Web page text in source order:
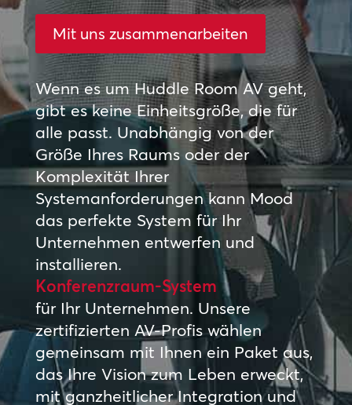
Mit uns zusammenarbeiten
Wenn es um Huddle Room AV geht,
gibt es keine Einheitsgröße, die für
alle passt. Unabhängig von der
Größe Ihres Raums oder der
Komplexität Ihrer
Systemanforderungen kann Mood
das perfekte System für Ihr
Unternehmen entwerfen und
installieren.
Konferenzraum-System
für Ihr Unternehmen. Unsere
zertifizierten AV-Profis wählen
gemeinsam mit Ihnen ein Paket aus,
das Ihre Vision zum Leben erweckt,
mit ganzheitlicher Integration und